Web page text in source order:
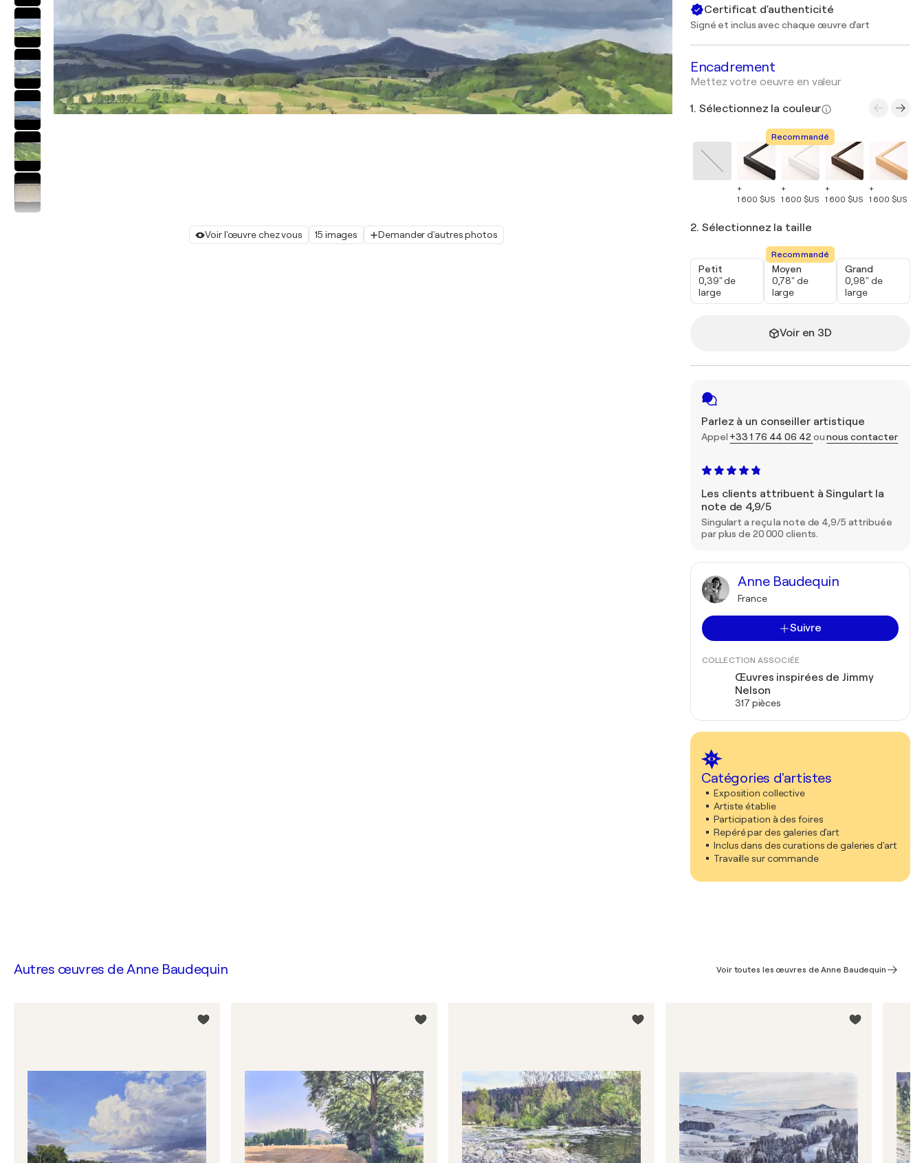
Voir l'œuvre chez vous 15 images Demander d'autres photos
Certificat d'authenticité
Signé et inclus avec chaque œuvre d'art
Encadrement
Mettez votre oeuvre en valeur
1. Sélectionnez la couleur
+
1 600 $US
Recommandé
+
1 600 $US
+
1 600 $US
+
1 600 $US
2. Sélectionnez la taille
Petit
0,39" de
large
Recommandé
Moyen
0,78" de
large
Grand
0,98" de
large
Voir en 3D
Parlez à un conseiller artistique
Appel +33 1 76 44 06 42 ounous contacter
Les clients attribuent à Singulart la
note de 4,9/5
Singulart a reçu la note de 4,9/5 attribuée
par plus de 20 000 clients.
Anne Baudequin
France
Suivre
COLLECTION ASSOCIÉE
Œuvres inspirées de Jimmy
Nelson
317 pièces
Catégories d'artistes
Exposition collective
Artiste établie
Participation à des foires
Repéré par des galeries d'art
Inclus dans des curations de galeries d'art
Travaille sur commande
Autres œuvres deAnne Baudequin Voir toutes les œuvres de Anne Baudequin